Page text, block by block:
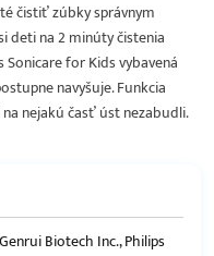
čistiť zúbky správnym
deti na 2 minúty čistenia
Sonicare for Kids vybavená
navyšuje. Funkcia
nejakú časť úst nezabudli.
Genrui Biotech Inc., Philips